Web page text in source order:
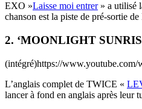
EXO »Laisse moi entrer» a utilisé
chanson est la piste de pré-sortie
2. ‘MOONLIGHT
(intégré)https://
L’anglais complet de TWICE «
lancer à fond en anglais après leur